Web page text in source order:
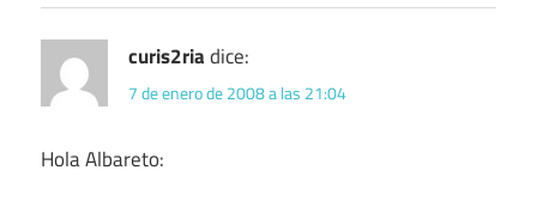
curis2riadice:
7 de enero de 2008 a las 21:04
Hola Albareto: